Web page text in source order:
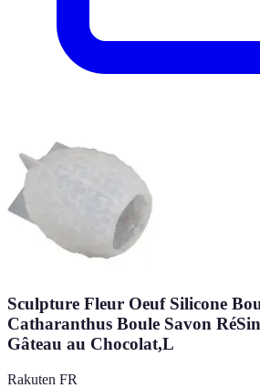
Sculpture Fleur Oeuf Silicone
Catharanthus Boule Savon
Gâteau au Chocolat,L
Rakuten FR